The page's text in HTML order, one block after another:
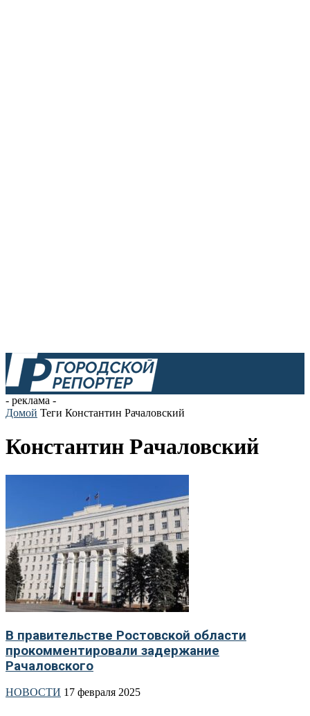
- реклама -
Домой Теги Константин Рачаловский
Константин Рачаловский
В правительстве Ростовской области
прокомментировали задержание
Рачаловского
НОВОСТИ 17 февраля 2025